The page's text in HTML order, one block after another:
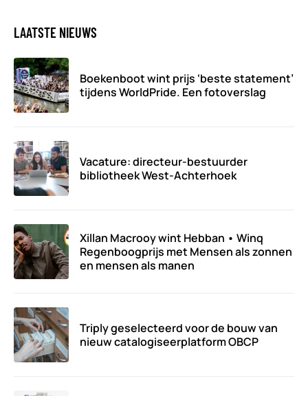
LAATSTE NIEUWS
Boekenboot wint prijs ‘beste statement’
tijdens WorldPride. Een fotoverslag
Vacature: directeur-bestuurder
bibliotheek West-Achterhoek
Xillan Macrooy wint Hebban • Winq
Regenboogprijs met Mensen als zonnen
en mensen als manen
Triply geselecteerd voor de bouw van
nieuw catalogiseerplatform OBCP